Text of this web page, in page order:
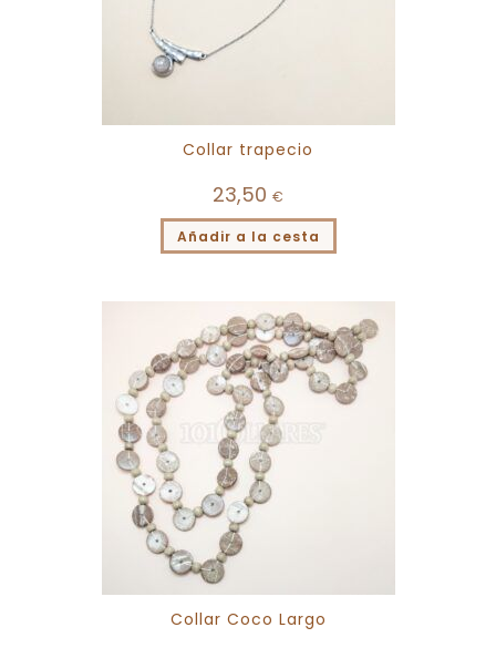
Collar trapecio
23,50 €
Añadir a la cesta
Collar Coco Largo